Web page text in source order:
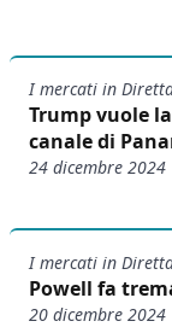
I mercati in
Trump vuole
canale di
24 dicembre 2024
I mercati in
Powell fa
20 dicembre 2024